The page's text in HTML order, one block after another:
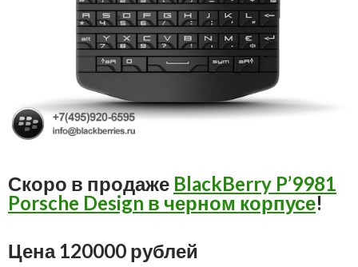
Скоро в продаже BlackBerry P’9981
Porsche Design в черном корпусе!
Цена 120000 рублей